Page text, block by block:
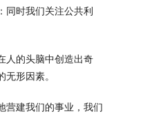
同时我们关注公共利
人的头脑中创造出奇
形因素。
营建我们的事业，我们